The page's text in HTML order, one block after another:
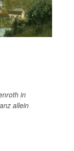
in
allein